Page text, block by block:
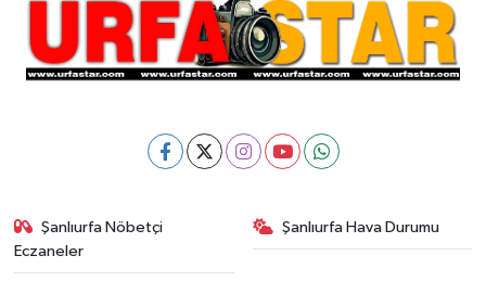
Şanlıurfa Nöbetçi
Eczaneler
Şanlıurfa Hava Durumu